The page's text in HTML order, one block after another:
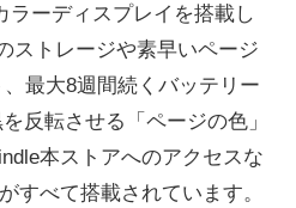
ラーディスプレイを搭載し
ストレージや素早いページ
最大8週間続くバッテリー
反転させる「ページの色」
本ストアへのアクセスな
すべて搭載されています。